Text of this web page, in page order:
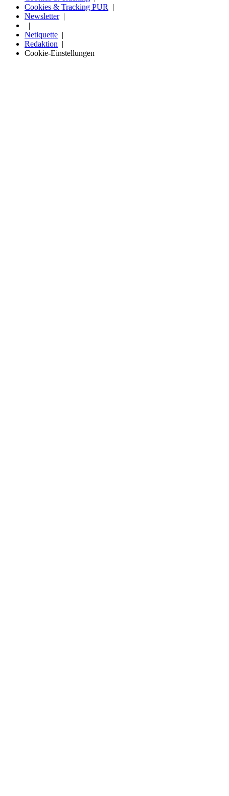
Cookies & Tracking PUR
Newsletter
Netiquette
Redaktion
Cookie-Einstellungen